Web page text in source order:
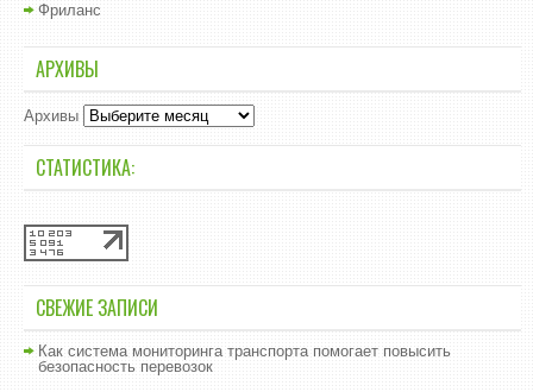
Фриланс
АРХИВЫ
Архивы
СТАТИСТИКА:
СВЕЖИЕ ЗАПИСИ
Как система мониторинга транспорта помогает повысить
безопасность перевозок